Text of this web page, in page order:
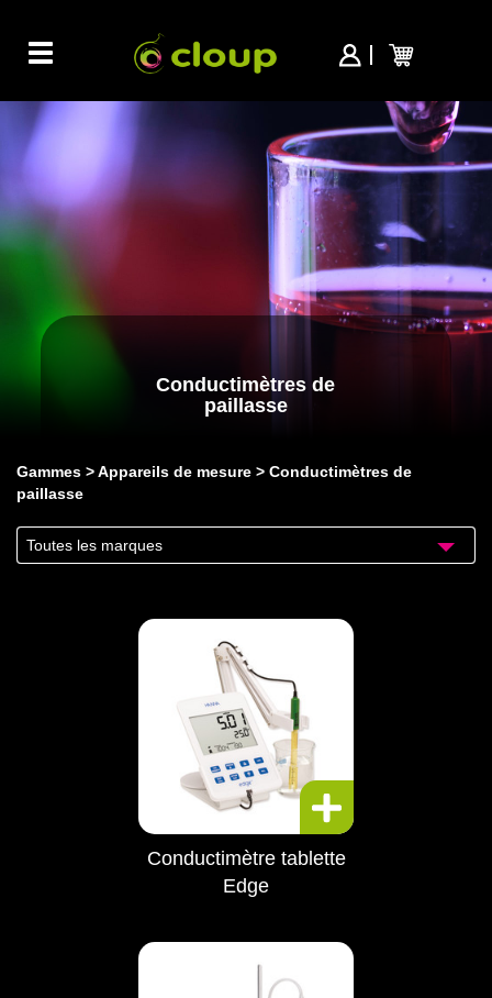
Toggle
navigation
Conductimètres de
paillasse
Gammes Appareils de mesure
Conductimètres de
paillasse
Toutes les marques
Conductimètre tablette
Edge